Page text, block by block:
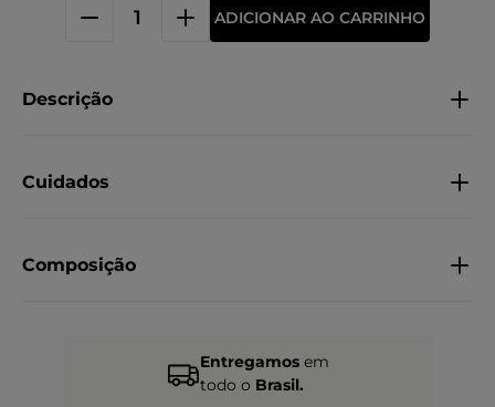
ADICIONAR AO CARRINHO
Descrição
Cuidados
Composição
Entregamosem
todo o Brasil.